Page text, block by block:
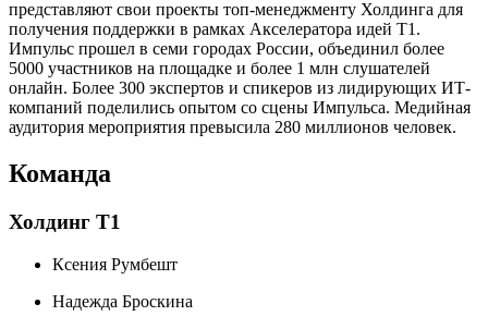
представляют свои проекты топ-менеджменту Холдинга для
получения поддержки в рамках Акселератора идей Т1.
Импульс прошел в семи городах России, объединил более
5000 участников на площадке и более 1 млн слушателей
онлайн. Более 300 экспертов и спикеров из лидирующих ИТ-
компаний поделились опытом со сцены Импульса. Медийная
аудитория мероприятия превысила 280 миллионов человек.
Команда
Холдинг Т1
Ксения Румбешт
Надежда Броскина